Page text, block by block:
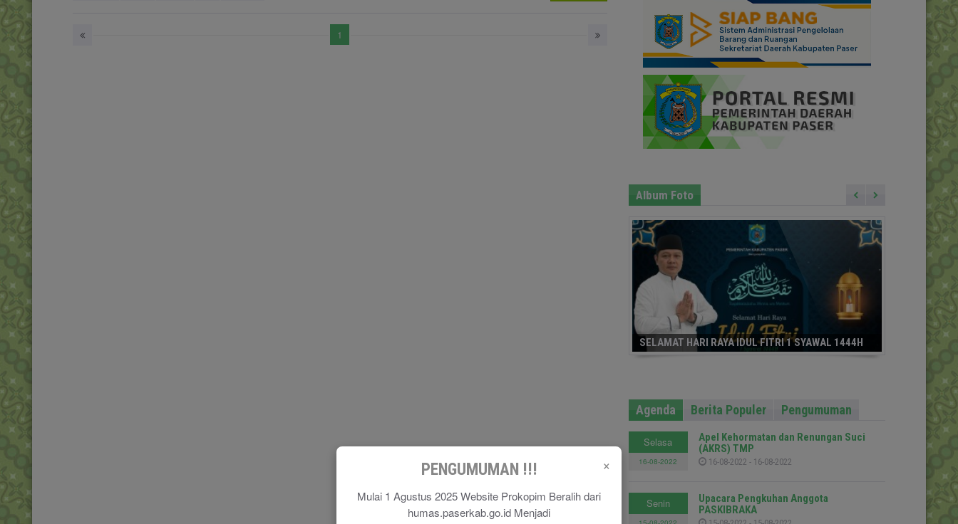
×
PENGUMUMAN !!!
Mulai 1 Agustus 2025 Website Prokopim Beralih dari
humas.paserkab.go.id Menjadi
1
Album Foto
SELAMAT HARI RAYA IDUL FITRI 1 SYAWAL 1444H
Agenda Berita Populer Pengumuman
Selasa
16-08-2022
Apel Kehormatan dan Renungan Suci
(AKRS) TMP
16-08-2022 - 16-08-2022
Senin
Upacara Pengkuhan Anggota
PASKIBRAKA